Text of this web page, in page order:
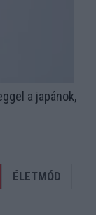
a japánok,
ÉLETMÓD